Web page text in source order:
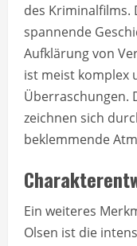
des Kriminalfilms.
spannende
Aufklärung von
ist meist komplex
Überraschungen.
zeichnen sich
beklemmende
Ein weiteres
Olsen ist die